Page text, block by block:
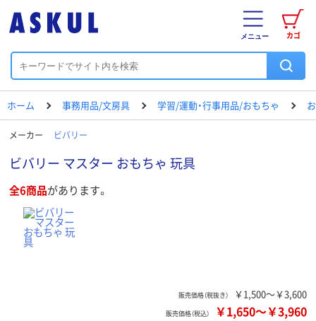
カゴ
メニュー
ホーム 事務用品/文房具 学習/運動・行事用品/おもちゃ
メーカー ビバリー
ビバリー マスター おもちゃ 玩具
全6商品があります。
販売価格（税抜き） ￥1,500～￥3,600
販売価格（税込） ￥1,650～￥3,960